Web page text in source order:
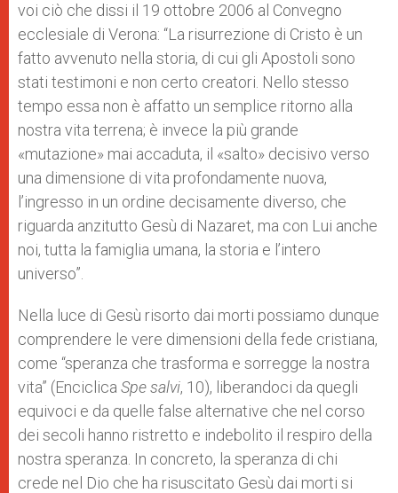
voi ciò che dissi il 19 ottobre 2006 al Convegno
ecclesiale di Verona: “La risurrezione di Cristo è un
fatto avvenuto nella storia, di cui gli Apostoli sono
stati testimoni e non certo creatori. Nello stesso
tempo essa non è affatto un semplice ritorno alla
nostra vita terrena; è invece la più grande
«mutazione» mai accaduta, il «salto» decisivo verso
una dimensione di vita profondamente nuova,
l’ingresso in un ordine decisamente diverso, che
riguarda anzitutto Gesù di Nazaret, ma con Lui anche
noi, tutta la famiglia umana, la storia e l’intero
universo”.
Nella luce di Gesù risorto dai morti possiamo dunque
comprendere le vere dimensioni della fede cristiana,
come “speranza che trasforma e sorregge la nostra
vita” (Enciclica Spe salvi, 10), liberandoci da quegli
equivoci e da quelle false alternative che nel corso
dei secoli hanno ristretto e indebolito il respiro della
nostra speranza. In concreto, la speranza di chi
crede nel Dio che ha risuscitato Gesù dai morti si